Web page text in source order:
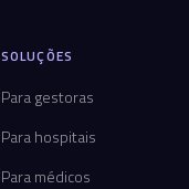
SOLUÇÕES
Para gestoras
Para hospitais
Para médicos